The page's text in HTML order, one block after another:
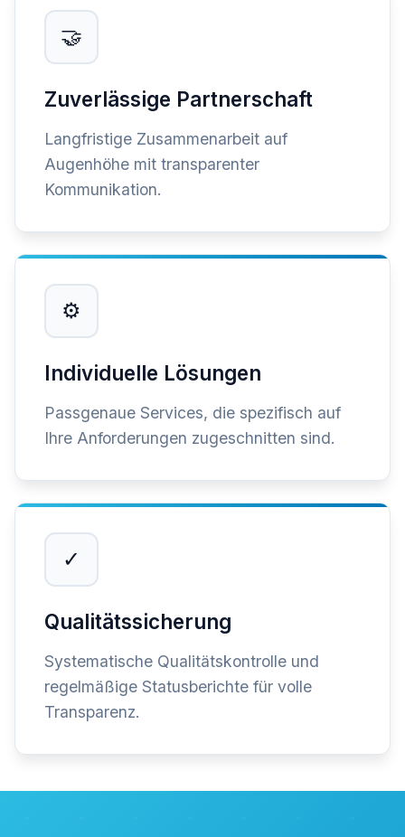
🤝
Zuverlässige Partnerschaft
Langfristige Zusammenarbeit auf
Augenhöhe mit transparenter
Kommunikation.
⚙️
Individuelle Lösungen
Passgenaue Services, die spezifisch auf
Ihre Anforderungen zugeschnitten sind.
✓
Qualitätssicherung
Systematische Qualitätskontrolle und
regelmäßige Statusberichte für volle
Transparenz.